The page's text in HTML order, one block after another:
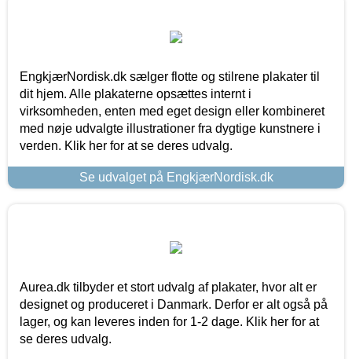
EngkjærNordisk.dk sælger flotte og stilrene plakater til
dit hjem. Alle plakaterne opsættes internt i
virksomheden, enten med eget design eller kombineret
med nøje udvalgte illustrationer fra dygtige kunstnere i
verden. Klik her for at se deres udvalg.
Se udvalget på EngkjærNordisk.dk
Aurea.dk tilbyder et stort udvalg af plakater, hvor alt er
designet og produceret i Danmark. Derfor er alt også på
lager, og kan leveres inden for 1-2 dage. Klik her for at
se deres udvalg.